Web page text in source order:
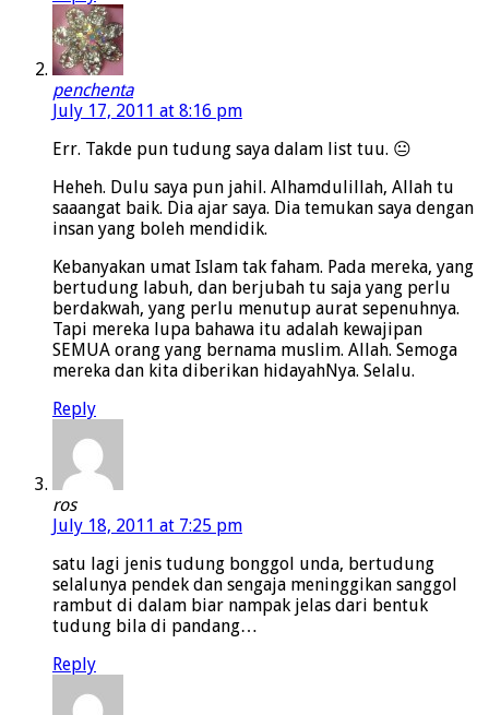
penchenta
July 17, 2011 at 8:16 pm
Err. Takde pun tudung saya dalam list tuu. 😐
Heheh. Dulu saya pun jahil. Alhamdulillah, Allah tu
saaangat baik. Dia ajar saya. Dia temukan saya dengan
insan yang boleh mendidik.
Kebanyakan umat Islam tak faham. Pada mereka, yang
bertudung labuh, dan berjubah tu saja yang perlu
berdakwah, yang perlu menutup aurat sepenuhnya.
Tapi mereka lupa bahawa itu adalah kewajipan
SEMUA orang yang bernama muslim. Allah. Semoga
mereka dan kita diberikan hidayahNya. Selalu.
Reply
ros
July 18, 2011 at 7:25 pm
satu lagi jenis tudung bonggol unda, bertudung
selalunya pendek dan sengaja meninggikan sanggol
rambut di dalam biar nampak jelas dari bentuk
tudung bila di pandang…
Reply